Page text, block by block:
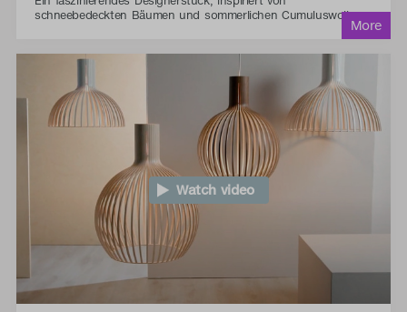
schneebedeckten Bäumen und sommerlichen Cumuluswolken.
Watch video